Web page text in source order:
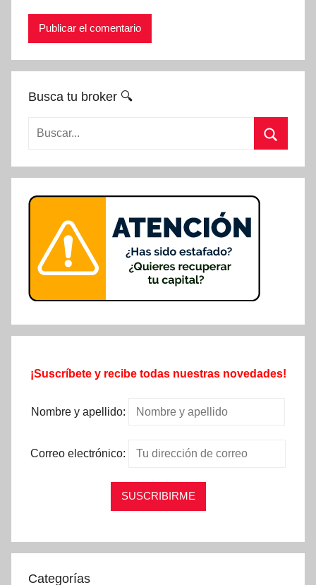
Busca tu broker 🔍
Buscar:
¡Suscríbete y recibe todas nuestras novedades!
Nombre y apellido:
Correo electrónico:
Categorías